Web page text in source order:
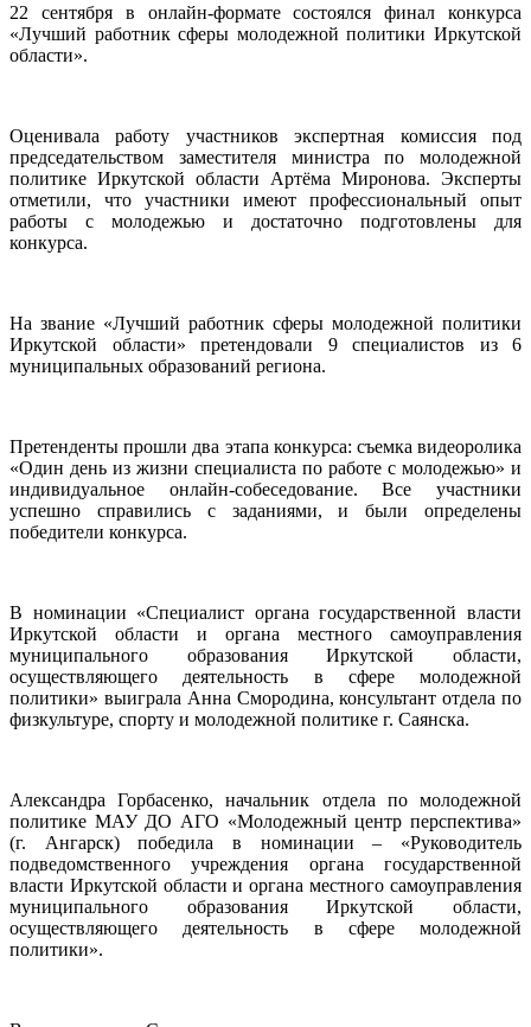
22 сентября в онлайн-формате состоялся финал конкурса
«Лучший работник сферы молодежной политики Иркутской
области».
Оценивала работу участников экспертная комиссия под
председательством заместителя министра по молодежной
политике Иркутской области Артёма Миронова. Эксперты
отметили, что участники имеют профессиональный опыт
работы с молодежью и достаточно подготовлены для
конкурса.
На звание «Лучший работник сферы молодежной политики
Иркутской области» претендовали 9 специалистов из 6
муниципальных образований региона.
Претенденты прошли два этапа конкурса: съемка видеоролика
«Один день из жизни специалиста по работе с молодежью» и
индивидуальное онлайн-собеседование. Все участники
успешно справились с заданиями, и были определены
победители конкурса.
В номинации «Специалист органа государственной власти
Иркутской области и органа местного самоуправления
муниципального образования Иркутской области,
осуществляющего деятельность в сфере молодежной
политики» выиграла Анна Смородина, консультант отдела по
физкультуре, спорту и молодежной политике г. Саянска.
Александра Горбасенко, начальник отдела по молодежной
политике МАУ ДО АГО «Молодежный центр перспектива»
(г. Ангарск) победила в номинации – «Руководитель
подведомственного учреждения органа государственной
власти Иркутской области и органа местного самоуправления
муниципального образования Иркутской области,
осуществляющего деятельность в сфере молодежной
политики».